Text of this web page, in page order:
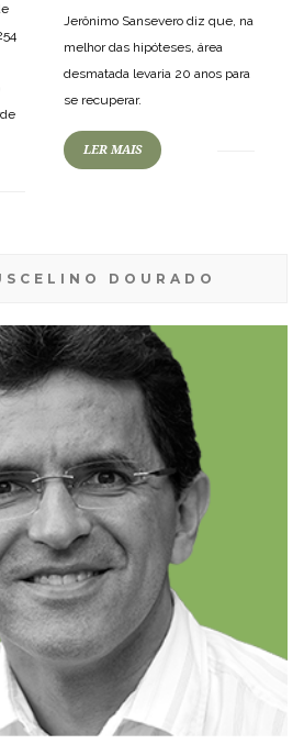
Jerônimo Sansevero diz que, na
melhor das hipóteses, área
desmatada levaria 20 anos para
se recuperar.
LER MAIS
DOURADO